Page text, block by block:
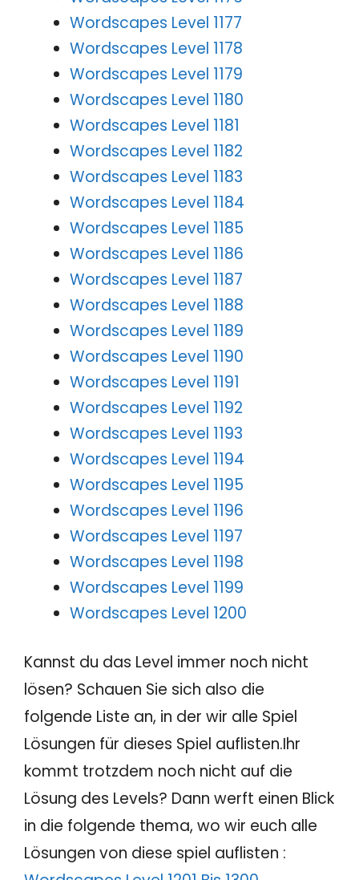
Wordscapes Level 1177
Wordscapes Level 1178
Wordscapes Level 1179
Wordscapes Level 1180
Wordscapes Level 1181
Wordscapes Level 1182
Wordscapes Level 1183
Wordscapes Level 1184
Wordscapes Level 1185
Wordscapes Level 1186
Wordscapes Level 1187
Wordscapes Level 1188
Wordscapes Level 1189
Wordscapes Level 1190
Wordscapes Level 1191
Wordscapes Level 1192
Wordscapes Level 1193
Wordscapes Level 1194
Wordscapes Level 1195
Wordscapes Level 1196
Wordscapes Level 1197
Wordscapes Level 1198
Wordscapes Level 1199
Wordscapes Level 1200
Kannst du das Level immer noch nicht
lösen? Schauen Sie sich also die
folgende Liste an, in der wir alle Spiel
Lösungen für dieses Spiel auflisten.Ihr
kommt trotzdem noch nicht auf die
Lösung des Levels? Dann werft einen Blick
in die folgende thema, wo wir euch alle
Lösungen von diese spiel auflisten :